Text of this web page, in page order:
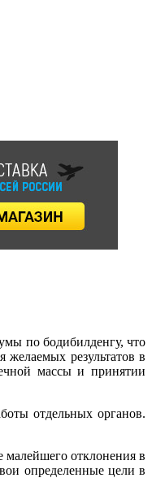
по бодибилденгу, что
результатов в
массы и принятии
отдельных органов.
малейшего отклонения в
определенные цели в